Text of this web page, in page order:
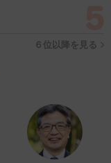
６位以降を見る